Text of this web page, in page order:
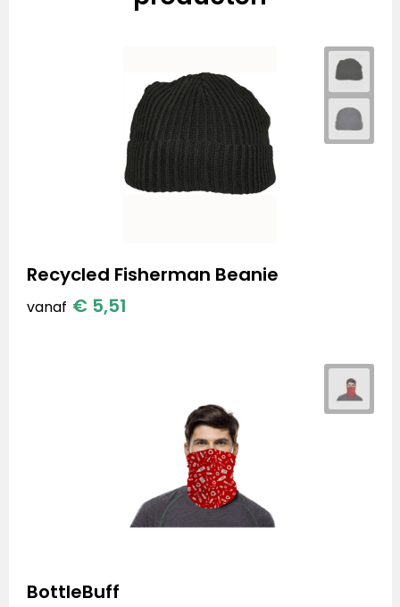
Recycled Fisherman Beanie
vanaf € 5,51
BottleBuff